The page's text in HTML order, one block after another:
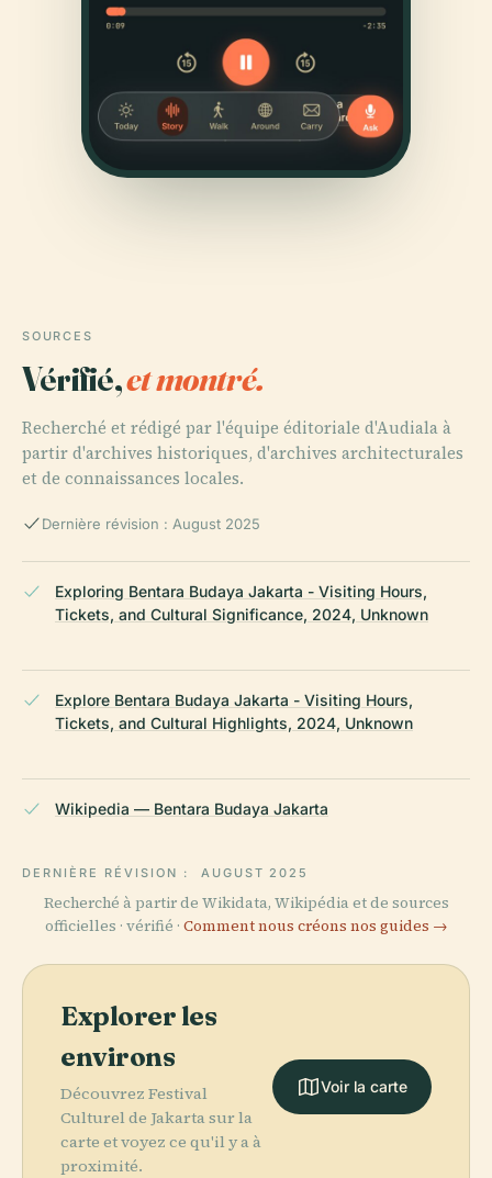
SOURCES
Vérifié,et montré.
Recherché et rédigé par l'équipe éditoriale d'Audiala à
partir d'archives historiques, d'archives architecturales
et de connaissances locales.
Dernière révision : August 2025
Exploring Bentara Budaya Jakarta - Visiting Hours,
Tickets, and Cultural Significance, 2024, Unknown
Explore Bentara Budaya Jakarta - Visiting Hours,
Tickets, and Cultural Highlights, 2024, Unknown
Wikipedia — Bentara Budaya Jakarta
DERNIÈRE RÉVISION : AUGUST 2025
Recherché à partir de Wikidata, Wikipédia et de sources
officielles · vérifié · Comment nous créons nos guides →
Explorer les
environs
Découvrez Festival
Culturel de Jakarta sur la
carte et voyez ce qu'il y a à
proximité.
Voir la carte